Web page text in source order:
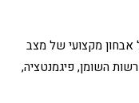
מקצועי של מצב
השומן, פיגמנטציה,